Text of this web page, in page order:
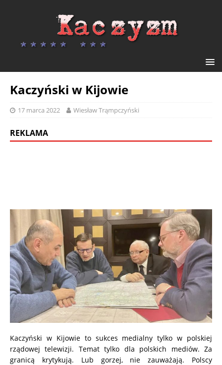
Kaczyński w Kijowie
17 marca 2022 Wiesław Trąmpczyński
REKLAMA
Kaczyński w Kijowie to sukces medialny tylko w polskiej
rządowej telewizji. Temat tylko dla polskich mediów. Za
granicą krytykują. Lub gorzej, nie zauważają. Polscy